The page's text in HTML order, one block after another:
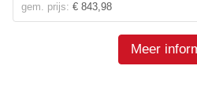
gem. prijs: € 843,98
Meer